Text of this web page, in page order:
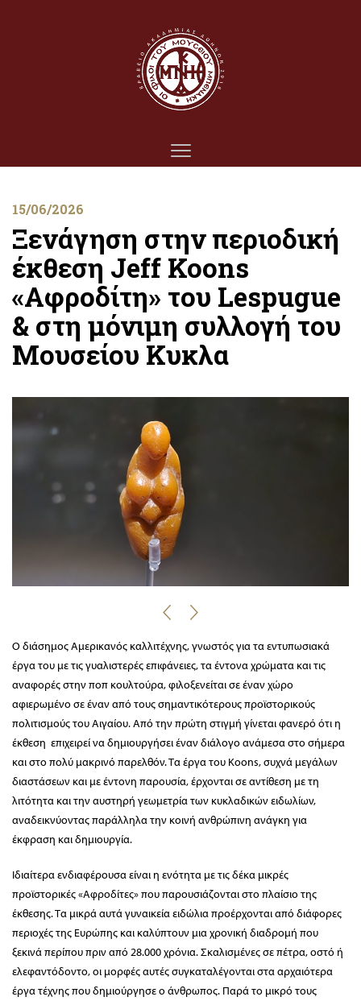
15/06/2026
Ξενάγηση στην περιοδική
έκθεση Jeff Koons
«Αφροδίτη» του Lespugue
& στη μόνιμη συλλογή του
Μουσείου Κυκλα
Ο διάσημος Αμερικανός καλλιτέχνης, γνωστός για τα εντυπωσιακά
έργα του με τις γυαλιστερές επιφάνειες, τα έντονα χρώματα και τις
αναφορές στην ποπ κουλτούρα, φιλοξενείται σε έναν χώρο
αφιερωμένο σε έναν από τους σημαντικότερους προϊστορικούς
πολιτισμούς του Αιγαίου. Από την πρώτη στιγμή γίνεται φανερό ότι η
έκθεση επιχειρεί να δημιουργήσει έναν διάλογο ανάμεσα στο σήμερα
και στο πολύ μακρινό παρελθόν. Τα έργα του Koons, συχνά μεγάλων
διαστάσεων και με έντονη παρουσία, έρχονται σε αντίθεση με τη
λιτότητα και την αυστηρή γεωμετρία των κυκλαδικών ειδωλίων,
αναδεικνύοντας παράλληλα την κοινή ανθρώπινη ανάγκη για
έκφραση και δημιουργία.
Ιδιαίτερα ενδιαφέρουσα είναι η ενότητα με τις δέκα μικρές
προϊστορικές «Αφροδίτες» που παρουσιάζονται στο πλαίσιο της
έκθεσης. Τα μικρά αυτά γυναικεία ειδώλια προέρχονται από διάφορες
περιοχές της Ευρώπης και καλύπτουν μια χρονική διαδρομή που
ξεκινά περίπου πριν από 28.000 χρόνια. Σκαλισμένες σε πέτρα, οστό ή
ελεφαντόδοντο, οι μορφές αυτές συγκαταλέγονται στα αρχαιότερα
έργα τέχνης που δημιούργησε ο άνθρωπος. Παρά το μικρό τους